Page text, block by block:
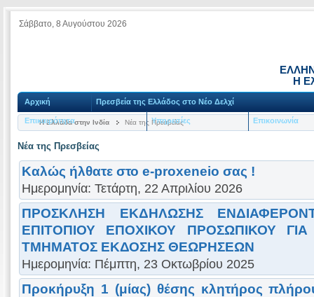
Σάββατο, 8 Αυγούστου 2026
Η
Αρχική Πρεσβεία της Ελλάδος στο Νέο Δελχί
Επικαιρότητα Υπηρεσίες Επικοινωνία
Η Ελλάδα στην Ινδία Νέα της Πρεσβείας
Νέα της Πρεσβείας
Καλώς ήλθατε στο e-proxeneio σας !
Ημερομηνία: Τετάρτη, 22 Απριλίου 2026
ΠΡΟΣΚΛΗΣΗ ΕΚΔΗΛΩΣΗΣ
ΕΠΙΤΟΠΙΟΥ ΕΠΟΧΙΚΟΥ ΠΡΟΣΩΠΙΚΟΥ
ΤΜΗΜΑΤΟΣ ΕΚΔΟΣΗΣ ΘΕΩΡΗΣΕΩΝ
Ημερομηνία: Πέμπτη, 23 Οκτωβρίου 2025
Προκήρυξη 1 (μίας) θέσης κλητήρος